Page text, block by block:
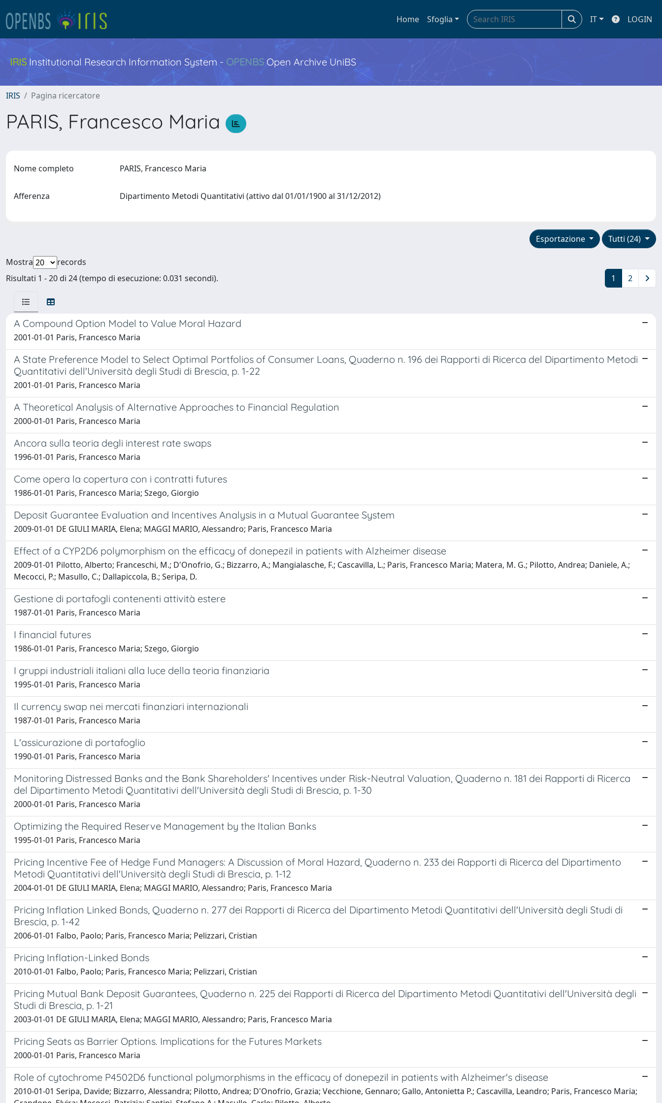
Home Sfoglia IT LOGIN
IRIS Institutional Research Information System - OPENBS Open Archive UniBS
IRIS Pagina ricercatore
PARIS, Francesco Maria
Nome completo PARIS, Francesco Maria
Afferenza Dipartimento Metodi Quantitativi (attivo dal 01/01/1900 al 31/12/2012)
Tutti (24)
Esportazione
Mostra
records
Risultati 1 - 20 di 24 (tempo di esecuzione: 0.031 secondi).
1 2
A Compound Option Model to Value Moral Hazard
2001-01-01 Paris, Francesco Maria
A State Preference Model to Select Optimal Portfolios of Consumer Loans, Quaderno n. 196 dei Rapporti di Ricerca del Dipartimento Metodi
Quantitativi dell'Università degli Studi di Brescia, p. 1-22
2001-01-01 Paris, Francesco Maria
A Theoretical Analysis of Alternative Approaches to Financial Regulation
2000-01-01 Paris, Francesco Maria
Ancora sulla teoria degli interest rate swaps
1996-01-01 Paris, Francesco Maria
Come opera la copertura con i contratti futures
1986-01-01 Paris, Francesco Maria; Szego, Giorgio
Deposit Guarantee Evaluation and Incentives Analysis in a Mutual Guarantee System
2009-01-01 DE GIULI MARIA, Elena; MAGGI MARIO, Alessandro; Paris, Francesco Maria
Effect of a CYP2D6 polymorphism on the efficacy of donepezil in patients with Alzheimer disease
2009-01-01 Pilotto, Alberto; Franceschi, M.; D'Onofrio, G.; Bizzarro, A.; Mangialasche, F.; Cascavilla, L.; Paris, Francesco Maria; Matera, M. G.; Pilotto, Andrea; Daniele, A.;
Mecocci, P.; Masullo, C.; Dallapiccola, B.; Seripa, D.
Gestione di portafogli contenenti attività estere
1987-01-01 Paris, Francesco Maria
I financial futures
1986-01-01 Paris, Francesco Maria; Szego, Giorgio
I gruppi industriali italiani alla luce della teoria finanziaria
1995-01-01 Paris, Francesco Maria
Il currency swap nei mercati finanziari internazionali
1987-01-01 Paris, Francesco Maria
L'assicurazione di portafoglio
1990-01-01 Paris, Francesco Maria
Monitoring Distressed Banks and the Bank Shareholders' Incentives under Risk-Neutral Valuation, Quaderno n. 181 dei Rapporti di Ricerca
del Dipartimento Metodi Quantitativi dell'Università degli Studi di Brescia, p. 1-30
2000-01-01 Paris, Francesco Maria
Optimizing the Required Reserve Management by the Italian Banks
1995-01-01 Paris, Francesco Maria
Pricing Incentive Fee of Hedge Fund Managers: A Discussion of Moral Hazard, Quaderno n. 233 dei Rapporti di Ricerca del Dipartimento
Metodi Quantitativi dell'Università degli Studi di Brescia, p. 1-12
2004-01-01 DE GIULI MARIA, Elena; MAGGI MARIO, Alessandro; Paris, Francesco Maria
Pricing Inflation Linked Bonds, Quaderno n. 277 dei Rapporti di Ricerca del Dipartimento Metodi Quantitativi dell'Università degli Studi di
Brescia, p. 1-42
2006-01-01 Falbo, Paolo; Paris, Francesco Maria; Pelizzari, Cristian
Pricing Inflation-Linked Bonds
2010-01-01 Falbo, Paolo; Paris, Francesco Maria; Pelizzari, Cristian
Pricing Mutual Bank Deposit Guarantees, Quaderno n. 225 dei Rapporti di Ricerca del Dipartimento Metodi Quantitativi dell'Università degli
Studi di Brescia, p. 1-21
2003-01-01 DE GIULI MARIA, Elena; MAGGI MARIO, Alessandro; Paris, Francesco Maria
Pricing Seats as Barrier Options. Implications for the Futures Markets
2000-01-01 Paris, Francesco Maria
Role of cytochrome P4502D6 functional polymorphisms in the efficacy of donepezil in patients with Alzheimer's disease
2010-01-01 Seripa, Davide; Bizzarro, Alessandra; Pilotto, Andrea; D'Onofrio, Grazia; Vecchione, Gennaro; Gallo, Antonietta P.; Cascavilla, Leandro; Paris, Francesco Maria;